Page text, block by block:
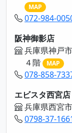
MAP
072-984-
阪神御影店
兵庫県神戸
４階
MAP
078-858-
エビスタ西宮店
兵庫県西宮
0798-37-